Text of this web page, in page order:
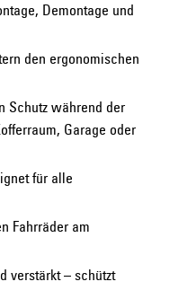
Demontage und
den ergonomischen
Schutz während der
Garage oder
für alle
Fahrräder am
verstärkt – schützt